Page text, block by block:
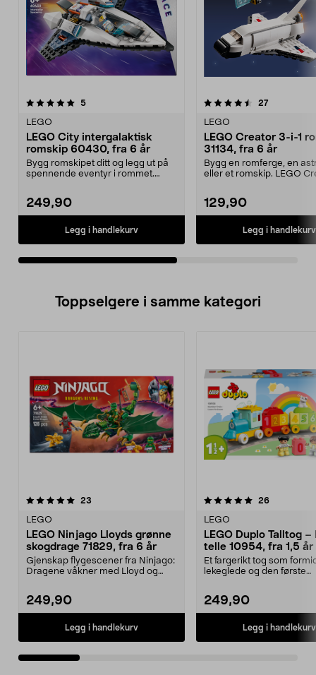
5anmeldelser
LEGO
LEGO City intergalaktisk
romskip 60430, fra 6 år
Bygg romskipet ditt og legg ut på
spennende eventyr i rommet.
249,90
Legg i handlekurv
4.5av 5 stjerner 27
LEGO
LEGO Creator 3-i-1
31134, fra 6 år
Bygg en romferge, en
eller et romskip. LEGO
129,90
Legg i handlekurv
4.5av 5 stjerner
Toppselgere i samme kategori
23
LEGO
LEGO Ninjago Lloyds grønne
skogdrage 71829, fra 6 år
Gjenskap flygescener fra Ninjago:
Dragene våkner med Lloyd og
249,90
Legg i handlekurv
5.0 av 5 stjerner 26
LEGO
LEGO Duplo Talltog
telle 10954, fra 1,5 år
Et fargerikt tog som
lekeglede og den første
249,90
Legg i handlekurv
4.5 av 5 stjerner